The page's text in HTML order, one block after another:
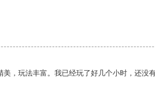
美，玩法丰富。我已经玩了好几个小时，还没